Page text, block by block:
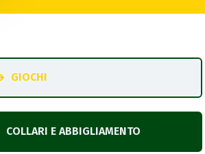
GIOCHI
COLLARI E ABBIGLIAMENTO